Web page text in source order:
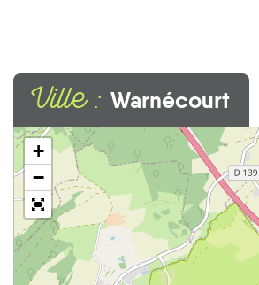
Ville : Warnécourt
+
−